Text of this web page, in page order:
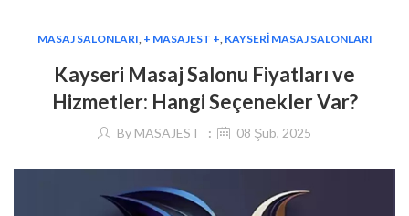
MASAJ SALONLARI, + MASAJEST +, KAYSERI MASAJ SALONLARI
Kayseri Masaj Salonu Fiyatları ve
Hizmetler: Hangi Seçenekler Var?
By MASAJEST 08 Şub, 2025